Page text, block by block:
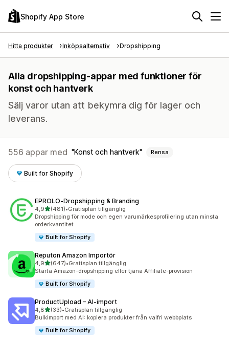
Shopify App Store
Hitta produkter Inköpsalternativ Dropshipping
Alla dropshipping-appar med funktioner för
konst och hantverk
Sälj varor utan att bekymra dig för lager och
leverans.
556 appar med Konst och hantverk Rensa
Built for Shopify
EPROLO‑Dropshipping & Branding
4,9av 5 stjärnor
(481)
481 recensioner totalt
•Gratisplan tillgänglig
Dropshipping för mode och egen varumärkesprofilering utan minsta
orderkvantitet
Built for Shopify
Reputon Amazon Importör
4,9av 5 stjärnor
(647)
647 recensioner totalt
•Gratisplan tillgänglig
Starta Amazon-dropshipping eller tjäna Affiliate-provision
Built for Shopify
ProductUpload – AI‑import
4,8av 5 stjärnor
(33)
33 recensioner totalt
•Gratisplan tillgänglig
Bulkimport med AI: kopiera produkter från valfri webbplats
Built for Shopify